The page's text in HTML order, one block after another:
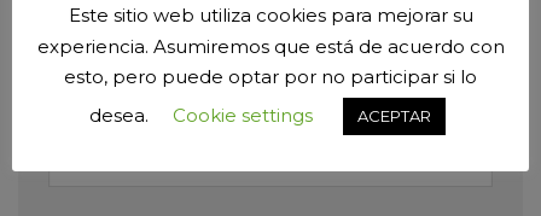
Nombre*
Este sitio web utiliza cookies para mejorar su
experiencia. Asumiremos que está de acuerdo con
esto, pero puede optar por no participar si lo
desea.
Cookie settings ACEPTAR